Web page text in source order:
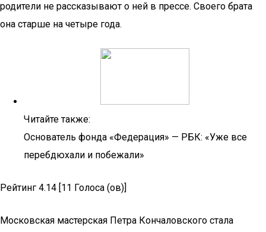
родители не рассказывают о ней в прессе. Своего брата
она старше на четыре года.
Читайте также:
Основатель фонда «Федерация» — РБК: «Уже все
перебдюхали и побежали»
Рейтинг 4.14 [11 Голоса (ов)]
Московская мастерская Петра Кончаловского стала